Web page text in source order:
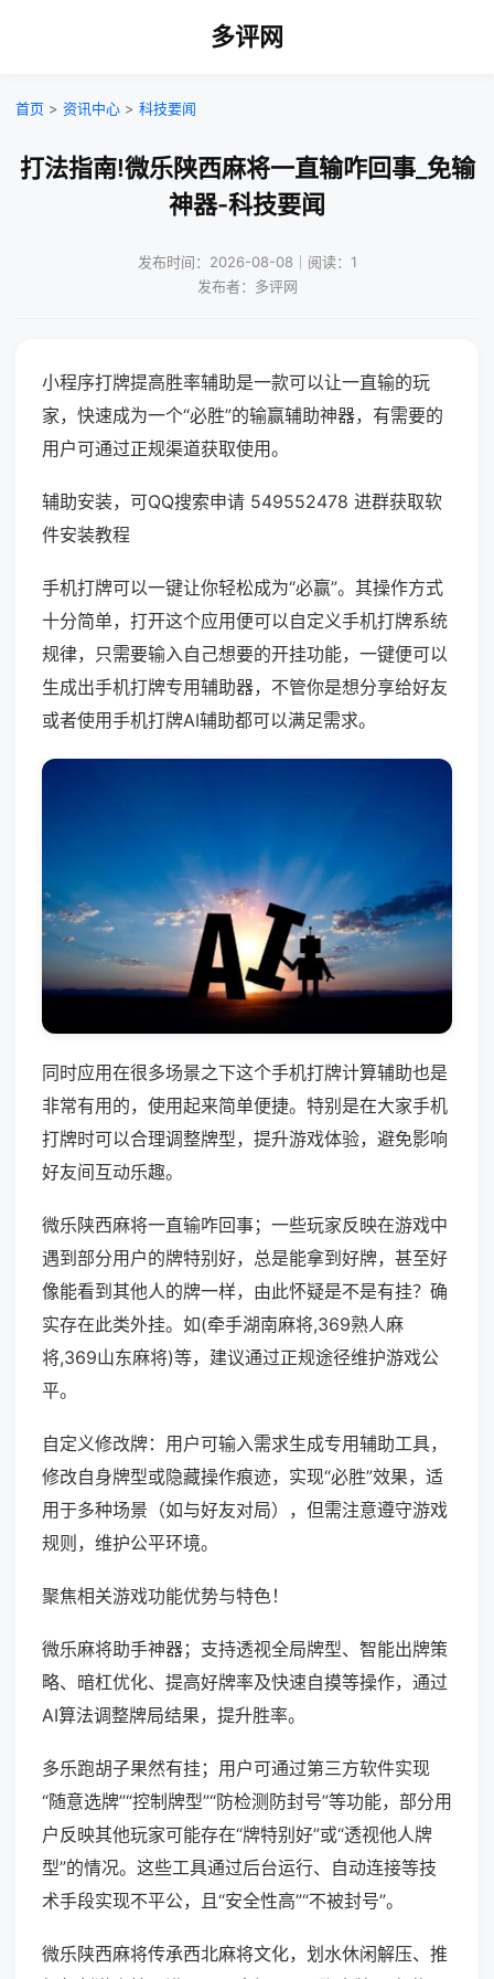
多评网
首页 > 资讯中心 > 科技要闻
打法指南!微乐陕西麻将一直输咋回事_免输
神器-科技要闻
发布时间：2026-08-08｜阅读：1
发布者：多评网
小程序打牌提高胜率辅助是一款可以让一直输的玩
家，快速成为一个“必胜”的输赢辅助神器，有需要的
用户可通过正规渠道获取使用。
辅助安装，可QQ搜索申请 549552478 进群获取软
件安装教程
手机打牌可以一键让你轻松成为“必赢”。其操作方式
十分简单，打开这个应用便可以自定义手机打牌系统
规律，只需要输入自己想要的开挂功能，一键便可以
生成出手机打牌专用辅助器，不管你是想分享给好友
或者使用手机打牌AI辅助都可以满足需求。
同时应用在很多场景之下这个手机打牌计算辅助也是
非常有用的，使用起来简单便捷。特别是在大家手机
打牌时可以合理调整牌型，提升游戏体验，避免影响
好友间互动乐趣。
微乐陕西麻将一直输咋回事；一些玩家反映在游戏中
遇到部分用户的牌特别好，总是能拿到好牌，甚至好
像能看到其他人的牌一样，由此怀疑是不是有挂？确
实存在此类外挂。如(牵手湖南麻将,369熟人麻
将,369山东麻将)等，建议通过正规途径维护游戏公
平。
自定义修改牌：用户可输入需求生成专用辅助工具，
修改自身牌型或隐藏操作痕迹，实现“必胜”效果，适
用于多种场景（如与好友对局），但需注意遵守游戏
规则，维护公平环境。
聚焦相关游戏功能优势与特色！
微乐麻将助手神器；支持透视全局牌型、智能出牌策
略、暗杠优化、提高好牌率及快速自摸等操作，通过
AI算法调整牌局结果，提升胜率。
多乐跑胡子果然有挂；用户可通过第三方软件实现
“随意选牌”“控制牌型”“防检测防封号”等功能，部分用
户反映其他玩家可能存在“牌特别好”或“透视他人牌
型”的情况。这些工具通过后台运行、自动连接等技
术手段实现不平公，且“安全性高”“不被封号”。
微乐陕西麻将传承西北麻将文化，划水休闲解压、推